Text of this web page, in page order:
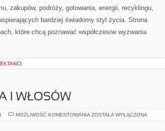
zakupów, podróży, gotowania, energii, recyklingu,
bardziej świadomy styl życia. Strona
które chcą poznawać współczesne wyzwania
I WŁOSÓW
MOŻLIWOŚĆ KOMENTOWANIA PIELĘGNACJA
ZOSTAŁA WYŁĄCZONA